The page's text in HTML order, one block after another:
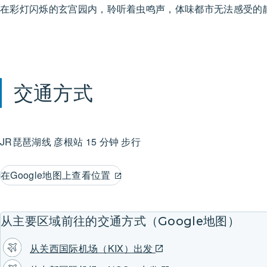
在彩灯闪烁的玄宫园内，聆听着虫鸣声，体味都市无法感受的
交通方式
JR琵琶湖线 彦根站 15 分钟 步行
在Google地图上查看位置
从主要区域前往的交通方式（Google地图）
从关西国际机场（KIX）出发